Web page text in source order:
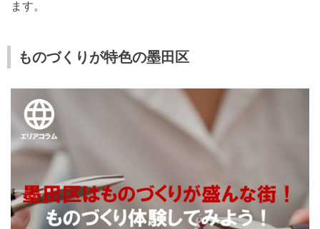
ます。
ものづくりが特色の墨田区